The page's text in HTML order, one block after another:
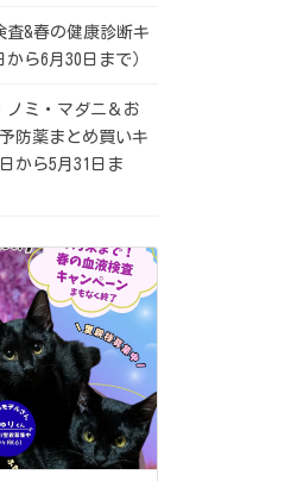
&春の健康診断キ
ら6月30日まで）
ミ・マダニ＆お
防薬まとめ買いキ
から5月31日ま